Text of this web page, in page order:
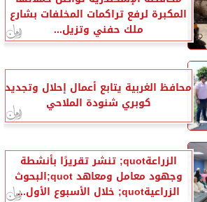
المكبرة لرفع تراكمات المخلفات بشارع
ملك حفني وتزيل...
محافظ الغربية يتابع أعمال إحلال وتجديد
كوبري شنودة الملاحي
الزراعةquot; تنشر تقريرًا بأنشطة
وجهود معامل ومعاهد quot;البحوث
الزراعيةquot; خلال الأسبوع الأول...